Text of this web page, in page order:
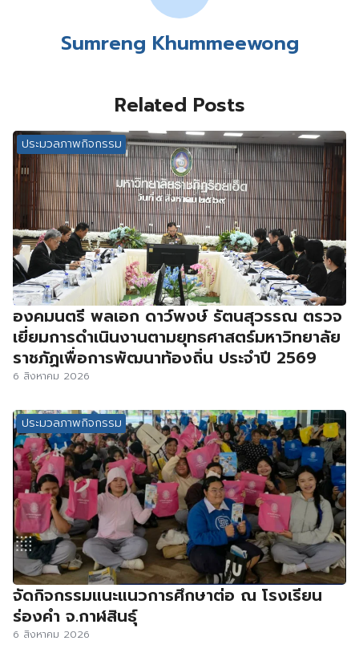
Sumreng Khummeewong
Related Posts
ประมวลภาพกิจกรรม
องคมนตรี พลเอก ดาว์พงษ์ รัตนสุวรรณ ตรวจ
เยี่ยมการดำเนินงานตามยุทธศาสตร์มหาวิทยาลัย
ราชภัฏเพื่อการพัฒนาท้องถิ่น ประจำปี 2569
6 สิงหาคม 2026
ประมวลภาพกิจกรรม
จัดกิจกรรมแนะแนวการศึกษาต่อ ณ โรงเรียน
ร่องคำ จ.กาฬสินธุ์
6 สิงหาคม 2026